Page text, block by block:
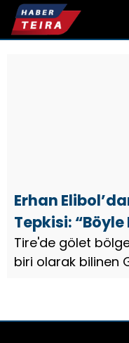
Erhan
Tepkisi:
Yakışmıyor”
Tire'de gölet
biri olarak bilinen